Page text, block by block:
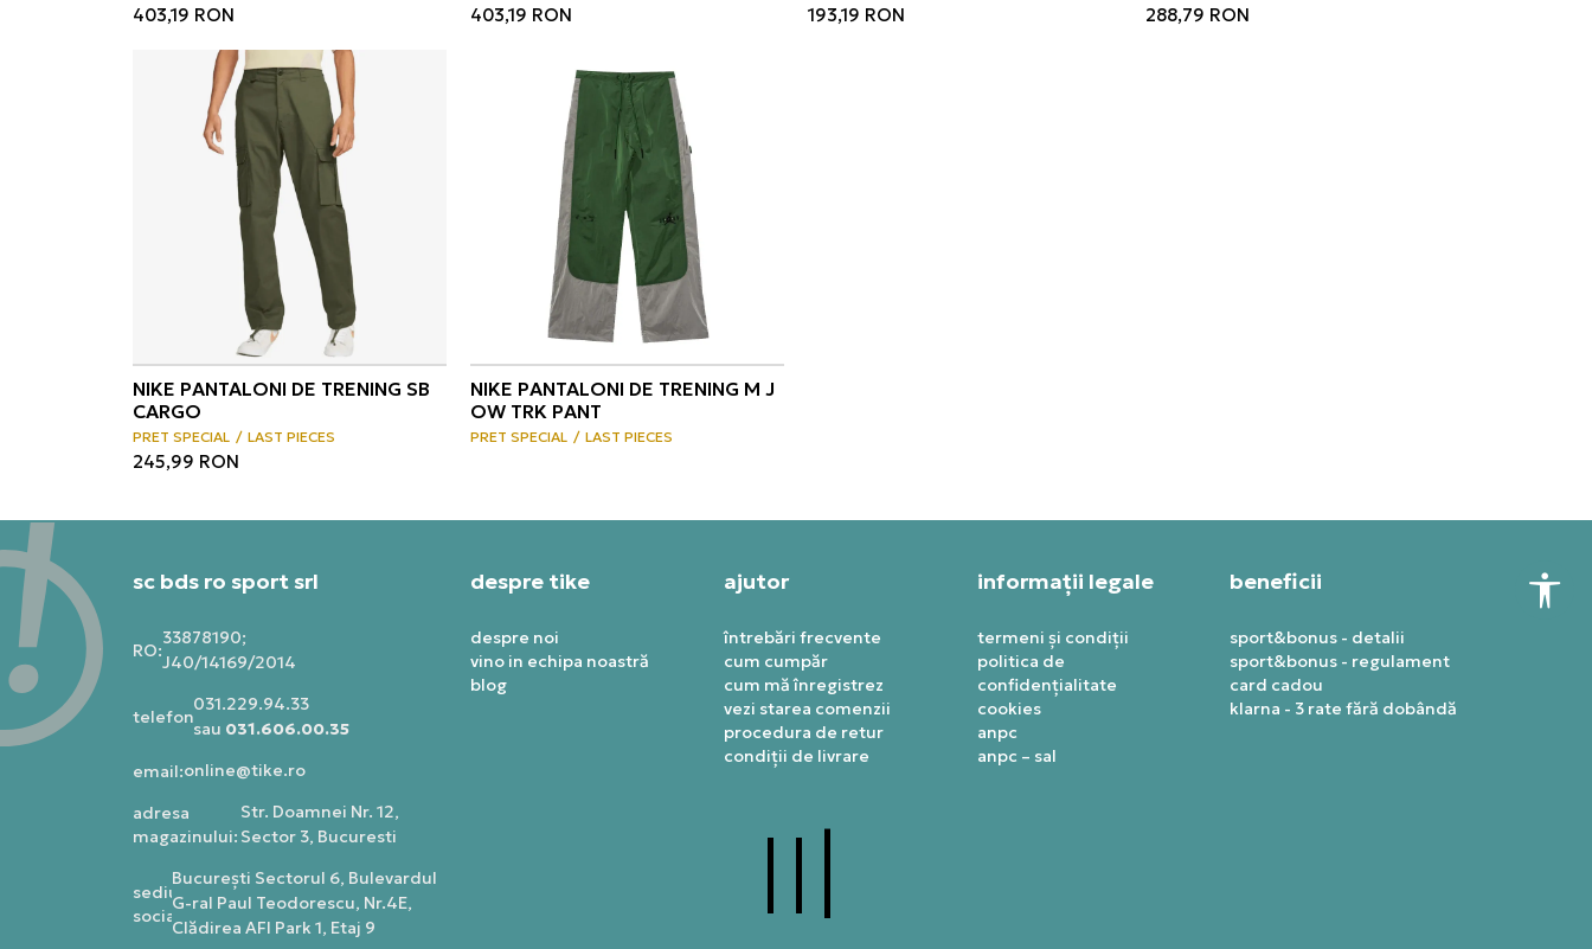
403,19 RON 403,19 RON 193,19 RON 288,79 RON
NIKE PANTALONI DE TRENING SB
CARGO
PRET SPECIAL LAST PIECES
245,99 RON
NIKE PANTALONI DE TRENING M J
OW TRK PANT
PRET SPECIAL LAST PIECES
sc bds ro sport srl
RO:
33878190;
J40/14169/2014
telefon:
031.229.94.33
sau 031.606.00.35
email:online@tike.ro
adresa
magazinului:
Str. Doamnei Nr. 12,
Sector 3, Bucuresti
sediu
social:
Bucureşti Sectorul 6, Bulevardul
G-ral Paul Teodorescu, Nr.4E,
Clădirea AFI Park 1, Etaj 9
despre tike
despre noi
vino in echipa noastră
blog
ajutor
întrebări frecvente
cum cumpăr
cum mă înregistrez
vezi starea comenzii
procedura de retur
condiții de livrare
informații legale
termeni și condiții
politica de
confidențialitate
cookies
anpc
anpc – sal
beneficii
sport&bonus - detalii
sport&bonus - regulament
card cadou
klarna - 3 rate fără dobândă